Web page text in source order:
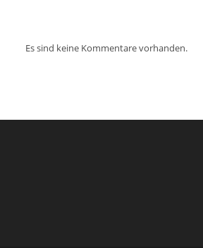
Es sind keine Kommentare vorhanden.